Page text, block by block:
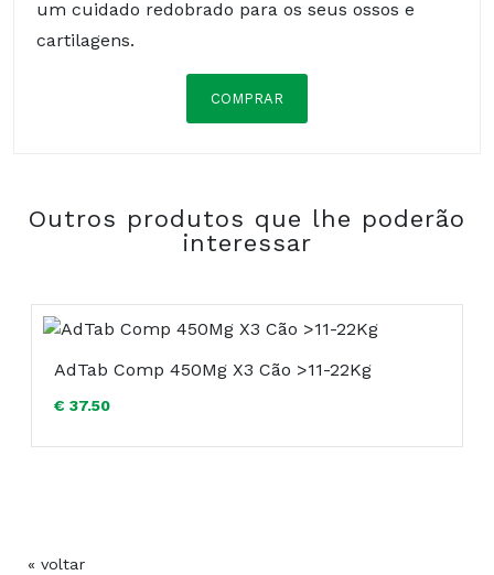
um cuidado redobrado para os seus ossos e
cartilagens.
COMPRAR
COMPRAR
Outros produtos que lhe poderão
interessar
AdTab Comp 450Mg X3 Cão >11-22Kg
€ 37.50
« voltar